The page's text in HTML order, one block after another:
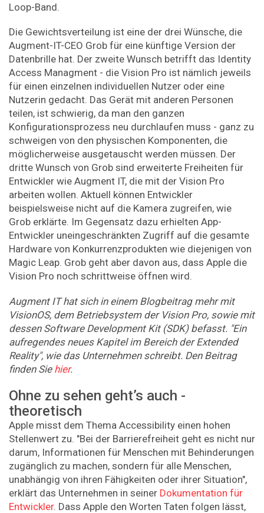
Loop-Band.
Die Gewichtsverteilung ist eine der drei Wünsche, die
Augment-IT-CEO Grob für eine künftige Version der
Datenbrille hat. Der zweite Wunsch betrifft das Identity
Access Managment - die Vision Pro ist nämlich jeweils
für einen einzelnen individuellen Nutzer oder eine
Nutzerin gedacht. Das Gerät mit anderen Personen
teilen, ist schwierig, da man den ganzen
Konfigurationsprozess neu durchlaufen muss - ganz zu
schweigen von den physischen Komponenten, die
möglicherweise ausgetauscht werden müssen. Der
dritte Wunsch von Grob sind erweiterte Freiheiten für
Entwickler wie Augment IT, die mit der Vision Pro
arbeiten wollen. Aktuell können Entwickler
beispielsweise nicht auf die Kamera zugreifen, wie
Grob erklärte. Im Gegensatz dazu erhielten App-
Entwickler uneingeschränkten Zugriff auf die gesamte
Hardware von Konkurrenzprodukten wie diejenigen von
Magic Leap. Grob geht aber davon aus, dass Apple die
Vision Pro noch schrittweise öffnen wird.
Augment IT hat sich in einem Blogbeitrag mehr mit
VisionOS, dem Betriebsystem der Vision Pro, sowie mit
dessen Software Development Kit (SDK) befasst. "Ein
aufregendes neues Kapitel im Bereich der Extended
Reality", wie das Unternehmen schreibt. Den Beitrag
finden Sie hier.
Ohne zu sehen geht’s auch -
theoretisch
Apple misst dem Thema Accessibility einen hohen
Stellenwert zu. "Bei der Barrierefreiheit geht es nicht nur
darum, Informationen für Menschen mit Behinderungen
zugänglich zu machen, sondern für alle Menschen,
unabhängig von ihren Fähigkeiten oder ihrer Situation",
erklärt das Unternehmen in seiner Dokumentation für
Entwickler. Dass Apple den Worten Taten folgen lässt,